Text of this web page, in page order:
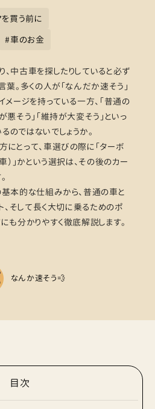
買う前に
#車のお金
、中古車を探したりしていると必ず
葉。多くの人が「なんだか速そう」
メージを持っている一方、「普通の
悪そう」「維持が大変そう」といっ
のではないでしょうか。
にとって、車選びの際に「ターボ
）」かという選択は、その後のカー
基本的な仕組みから、普通の車と
ト、そして長く大切に乗るためのポ
も分かりやすく徹底解説します。
なんか速そう💨
目次